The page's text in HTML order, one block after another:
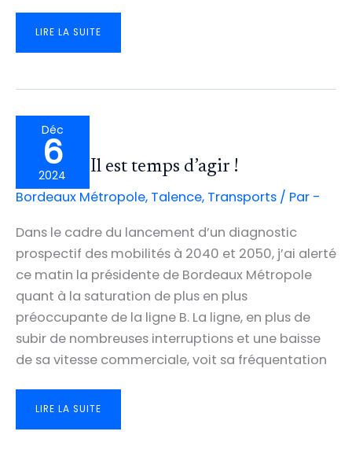
FERMETURE
RER
PRENDRE
LE
RELAIS
LIRE LA SUITE
Déc
6
2024
Ligne B : Il est temps d’agir !
Bordeaux Métropole, Talence, Transports / Par -
Dans le cadre du lancement d’un diagnostic
prospectif des mobilités à 2040 et 2050, j’ai alerté
ce matin la présidente de Bordeaux Métropole
quant à la saturation de plus en plus
préoccupante de la ligne B. La ligne, en plus de
subir de nombreuses interruptions et une baisse
de sa vitesse commerciale, voit sa fréquentation
LIGNE
LIRE LA SUITE